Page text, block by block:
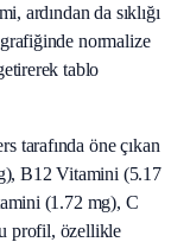
ardından da sıklığı
normalize
tablo
tarafında öne çıkan
B12 Vitamini (5.17
(1.72 mg), C
profil, özellikle